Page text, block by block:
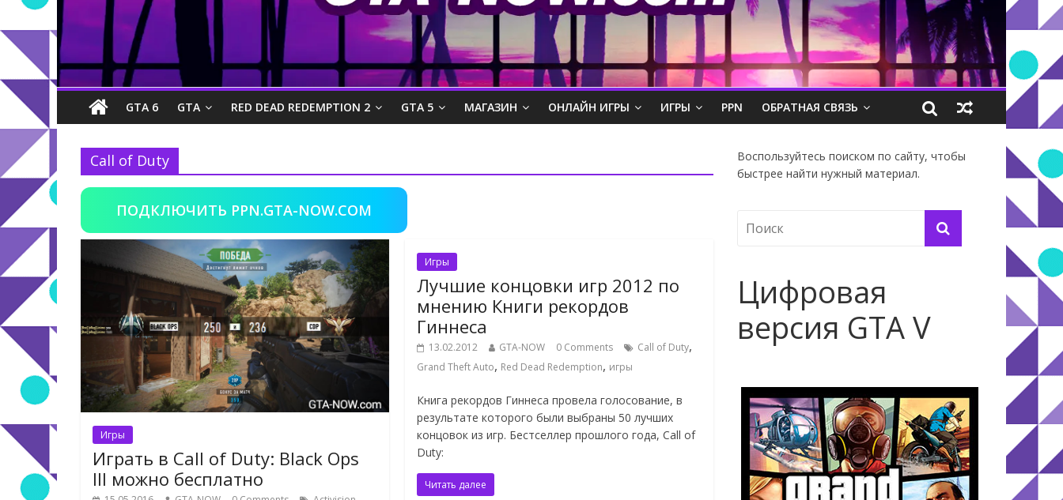
GTA 6 GTA RED DEAD REDEMPTION 2 GTA 5 МАГАЗИН ОНЛАЙН ИГРЫ ИГРЫ PPN ОБРАТНАЯ СВЯЗЬ
Call of Duty
ПОДКЛЮЧИТЬ PPN.GTA-NOW.COM
Игры
Играть в Call of Duty: Black Ops
III можно бесплатно
Игры
Лучшие концовки игр 2012 по
мнению Книги рекордов
Гиннеса
13.02.2012 GTA-NOW 0 Comments Call of Duty,
Grand Theft Auto, Red Dead Redemption, игры
Книга рекордов Гиннеса провела голосование, в
результате которого были выбраны 50 лучших
концовок из игр. Бестселлер прошлого года, Call of
Duty:
Читать далее
Воспользуйтесь поиском по сайту, чтобы
быстрее найти нужный материал.
Цифровая
версия GTA V